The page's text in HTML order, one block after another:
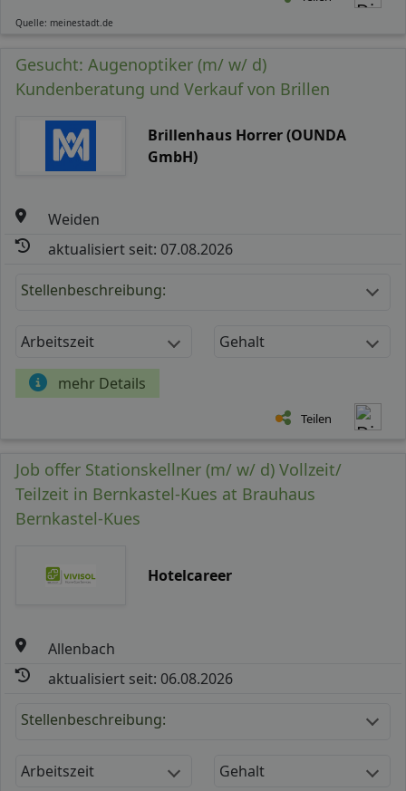
Quelle: meinestadt.de
Gesucht: Augenoptiker (m/ w/ d)
Kundenberatung und Verkauf von Brillen
Brillenhaus Horrer (OUNDA
GmbH)
Weiden
aktualisiert seit: 07.08.2026
Stellenbeschreibung:
Arbeitszeit Gehalt
mehr Details
Teilen
Job offer Stationskellner (m/ w/ d) Vollzeit/
Teilzeit in Bernkastel-Kues at Brauhaus
Bernkastel-Kues
Hotelcareer
Allenbach
aktualisiert seit: 06.08.2026
Stellenbeschreibung:
Arbeitszeit Gehalt